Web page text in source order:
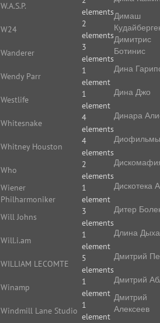
W.A.S.P.
elements
W24
2
elements
Wanderer
3
elements
Wendy Parr
1
element
Westlife
1
element
Whitesnake
4
elements
Whitney Houston
4
elements
Who
2
elements
Wiener
Philharmoniker
1
element
Will Johns
3
elements
Will.i.am
1
element
WILLIAM LECOMTE
5
elements
Winamp
1
element
Windmill Lane Studio
1
element
Димаш
Димитрис
Ботинис
Дина
Дина Джо
Динара
Диофильмы
Дискотека
Дитер
Длина
Дмитрий
Дмитрий
Дмитрий
Алексеев